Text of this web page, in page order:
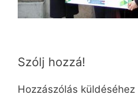
Szólj hozzá!
Hozzászólás küldéséhez